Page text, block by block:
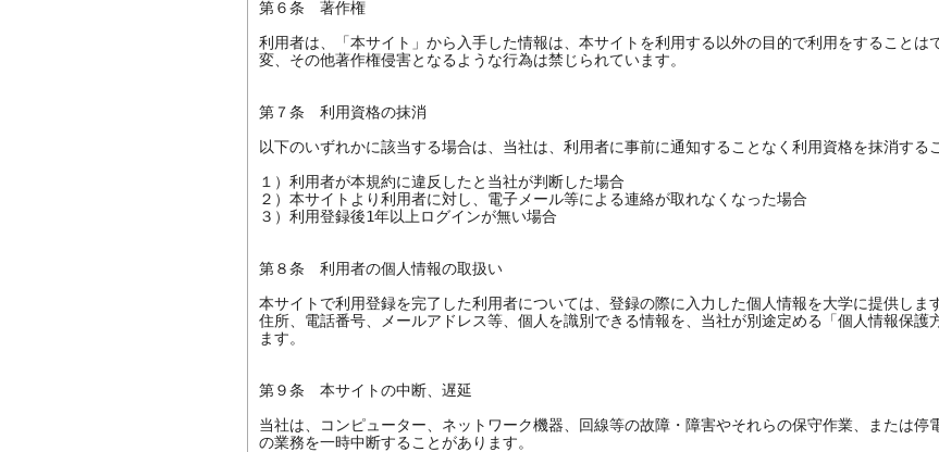
第６条　著作権
利用者は、「本サイト」から入手した情報は、本サイトを利用する以外の目的で利用をすることは
変、その他著作権侵害となるような行為は禁じられています。
第７条　利用資格の抹消
以下のいずれかに該当する場合は、当社は、利用者に事前に通知することなく利用資格を抹消する
１）利用者が本規約に違反したと当社が判断した場合
２）本サイトより利用者に対し、電子メール等による連絡が取れなくなった場合
３）利用登録後1年以上ログインが無い場合
第８条　利用者の個人情報の取扱い
本サイトで利用登録を完了した利用者については、登録の際に入力した個人情報を大学に提供しま
住所、電話番号、メールアドレス等、個人を識別できる情報を、当社が別途定める「個人情報保護
ます。
第９条　本サイトの中断、遅延
当社は、コンピューター、ネットワーク機器、回線等の故障・障害やそれらの保守作業、または停
の業務を一時中断することがあります。